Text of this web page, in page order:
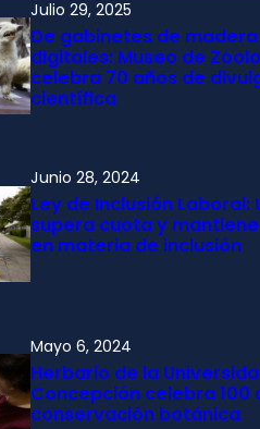
Julio 29, 2025
De gabinetes de
digitales: Museo de
celebra 70 años de
científica
Junio 28, 2024
Ley de Inclusión Laboral:
supera cuota y
en materia de inclusión
Mayo 6, 2024
Herbario de la
Concepción celebra 100
conservación botánica